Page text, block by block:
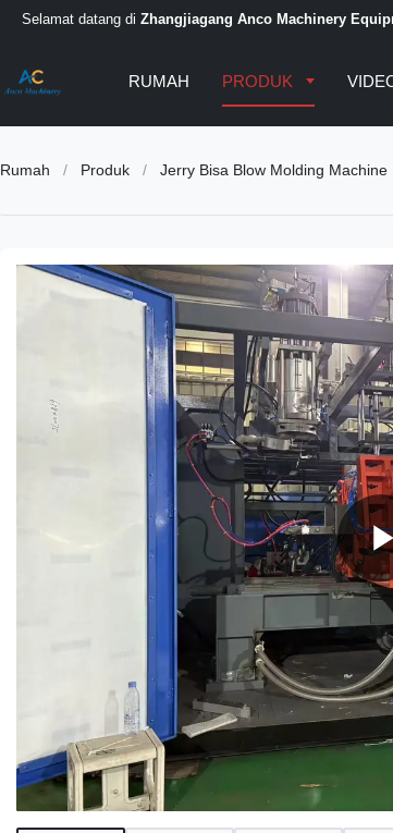
Selamat datang di Zhangjiagang Anco Machinery
RUMAH PRODUK
Rumah / Produk / Jerry Bisa Blow Molding Machine